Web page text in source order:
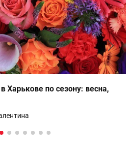
Харькове по сезону: весна,